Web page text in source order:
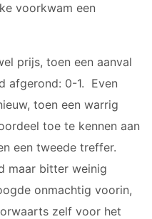
voorkwam een
prijs, toen een aanval
afgerond: 0-1. Even
toen een warrig
toe te kennen aan
een tweede treffer.
maar bitter weinig
onmachtig voorin,
zelf voor het